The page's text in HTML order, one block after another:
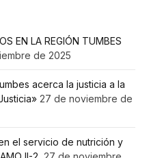
EN LA REGIÓN TUMBES
de 2025
acerca la justicia a la
27 de noviembre de
el servicio de nutrición y